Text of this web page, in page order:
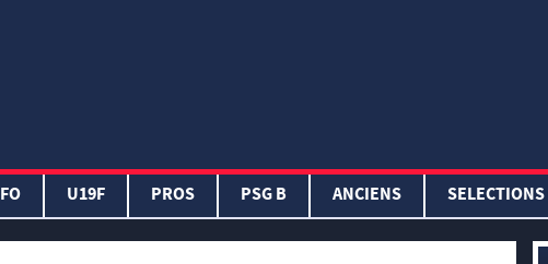
U19F PROS PSG B ANCIENS SELECTIONS